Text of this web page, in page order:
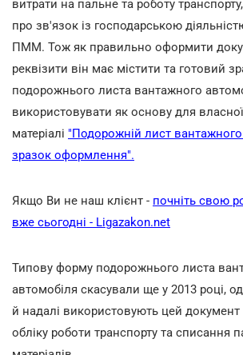
витрати на пальне та роботу
про зв'язок із господарською
ПММ. Тож як правильно оформити
реквізити він має містити та готовий
подорожнього листа вантажного
використовувати як основу для
матеріалі "Подорожній лист
зразок оформлення".
Якщо Ви не наш клієнт - почніть свою
вже сьогодні - Ligazakon.net
Типову форму подорожнього листа
автомобіля скасували ще у 2013 році,
й надалі використовують цей
обліку роботи транспорту та списання